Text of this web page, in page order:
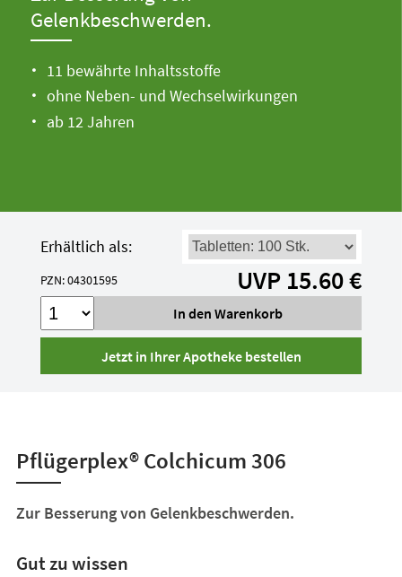
Gelenkbeschwerden.
11 bewährte Inhaltsstoffe
ohne Neben- und Wechselwirkungen
ab 12 Jahren
Erhältlich als:
PZN: 04301595 UVP 15.60 €
Jetzt in Ihrer Apotheke bestellen
Pflügerplex® Colchicum 306
Zur Besserung von Gelenkbeschwerden.
Gut zu wissen